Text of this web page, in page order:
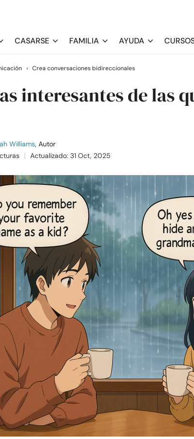
CASARSE FAMILIA AYUDA
› Crea conversaciones bidireccionales
interesantes de las
Williams, Autor
Actualizado: 31 Oct, 2025